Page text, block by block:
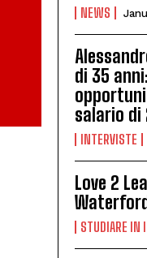
NEWS
di 35
salario di
INTERVISTE
Love 2
STUDIARE IN